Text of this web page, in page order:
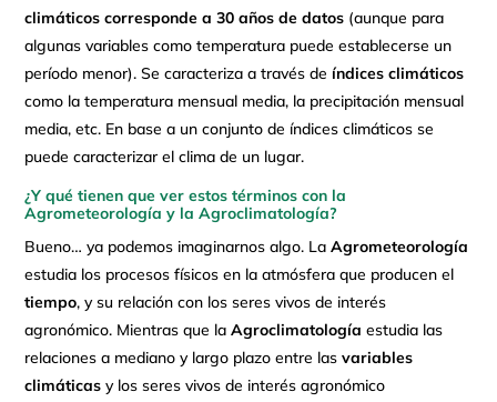
climáticos corresponde a 30 años de datos (aunque para
algunas variables como temperatura puede establecerse un
período menor). Se caracteriza a través de índices climáticos
como la temperatura mensual media, la precipitación mensual
media, etc. En base a un conjunto de índices climáticos se
puede caracterizar el clima de un lugar.
¿Y qué tienen que ver estos términos con la
Agrometeorología y la Agroclimatología?
Bueno… ya podemos imaginarnos algo. LaAgrometeorología
estudia los procesos físicos en la atmósfera que producen el
tiempo, y su relación con los seres vivos de interés
agronómico. Mientras que laAgroclimatología estudia las
relaciones a mediano y largo plazo entre lasvariables
climáticas y los seres vivos de interés agronómico